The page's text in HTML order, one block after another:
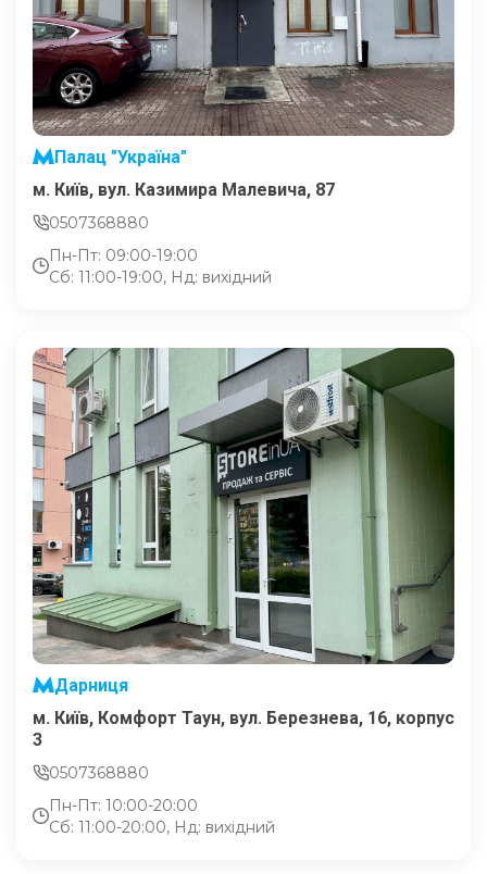
Палац "Україна"
м. Київ, вул. Казимира Малевича, 87
0507368880
Пн-Пт: 09:00-19:00
Сб: 11:00-19:00, Нд: вихідний
Дарниця
м. Київ, Комфорт Таун, вул. Березнева, 16, корпус
3
0507368880
Пн-Пт: 10:00-20:00
Сб: 11:00-20:00, Нд: вихідний